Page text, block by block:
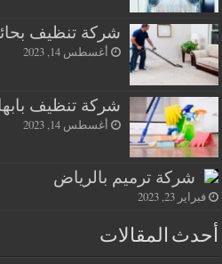
شركة تنظيف
أغسطس 14, 2023
شركة تنظيف
أغسطس 14, 2023
شركة ترميم بالرياض
فبراير 23, 2023
أحدث المقالات